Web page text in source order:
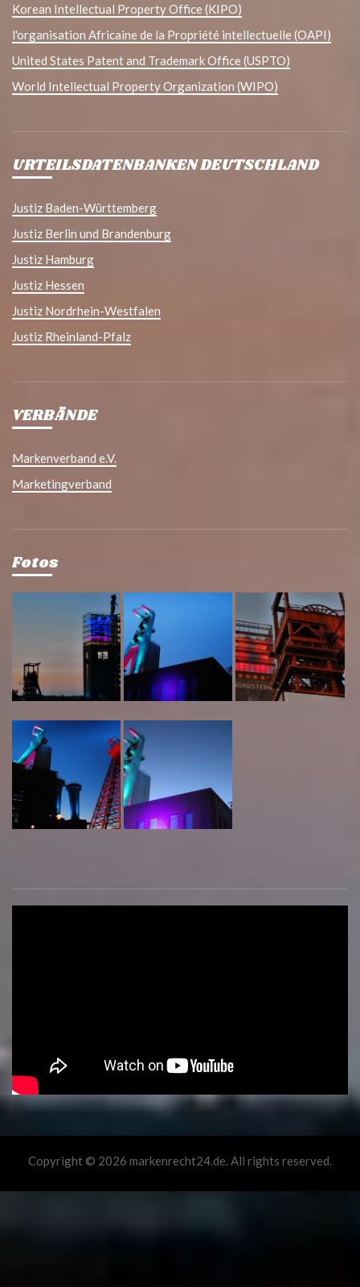
Korean Intellectual Property Office (KIPO)
l'organisation Africaine de la Propriété intellectuelle (OAPI)
United States Patent and Trademark Office (USPTO)
World Intellectual Property Organization (WIPO)
URTEILSDATENBANKEN DEUTSCHLAND
Justiz Baden-Württemberg
Justiz Berlin und Brandenburg
Justiz Hamburg
Justiz Hessen
Justiz Nordrhein-Westfalen
Justiz Rheinland-Pfalz
VERBÄNDE
Markenverband e.V.
Marketingverband
Fotos
Copyright © 2026 markenrecht24.de. All rights reserved.